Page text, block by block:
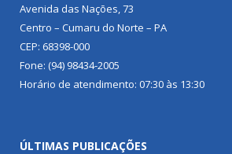
Avenida das Nações, 73
Centro – Cumaru do Norte – PA
CEP: 68398-000
Fone: (94) 98434-2005
Horário de atendimento: 07:30 às 13:30
ÚLTIMAS PUBLICAÇÕES